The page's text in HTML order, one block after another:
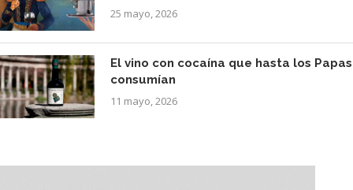
25 mayo, 2026
El vino con cocaína que hasta los Papas
consumían
11 mayo, 2026